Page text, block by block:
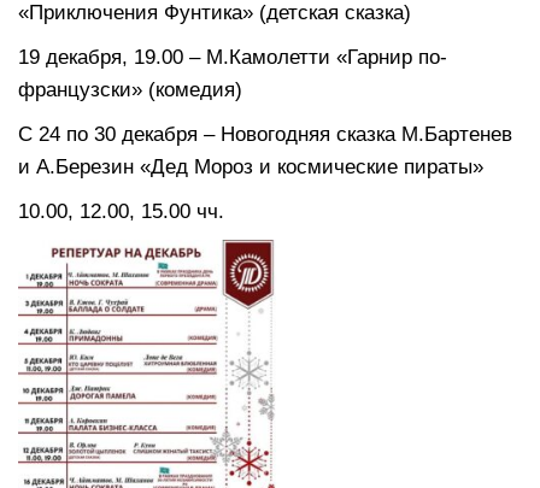
«Приключения Фунтика» (детская сказка)
19 декабря, 19.00 – М.Камолетти «Гарнир по-
французски» (комедия)
С 24 по 30 декабря – Новогодняя сказка М.Бартенев
и А.Березин «Дед Мороз и космические пираты»
10.00, 12.00, 15.00 чч.